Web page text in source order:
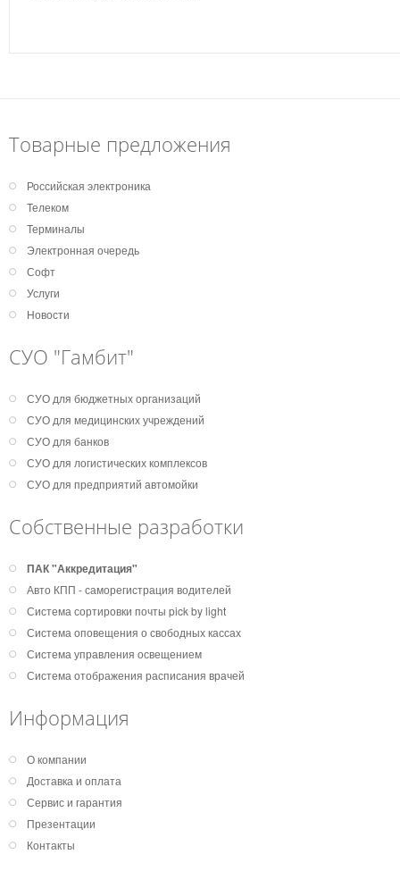
Товарные предложения
Российская электроника
Телеком
Терминалы
Электронная очередь
Софт
Услуги
Новости
СУО "Гамбит"
СУО для бюджетных организаций
СУО для медицинских учреждений
СУО для банков
СУО для логистических комплексов
СУО для предприятий автомойки
Собственные разработки
ПАК "Аккредитация"
Авто КПП - саморегистрация водителей
Система сортировки почты pick by light
Система оповещения о свободных кассах
Система управления освещением
Система отображения расписания врачей
Информация
О компании
Доставка и оплата
Сервис и гарантия
Презентации
Контакты